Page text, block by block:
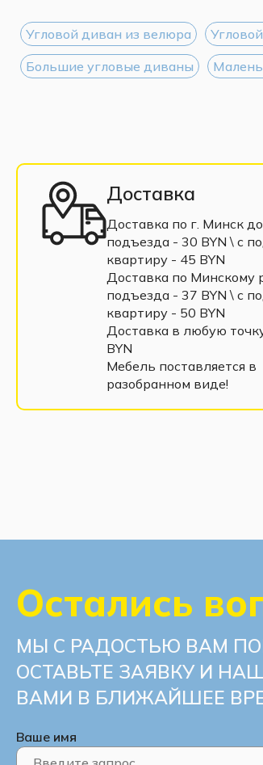
Угловой диван из велюра
Большие угловые диваны
Доставка
Доставка по г. Минск до
подъезда - 30 BYN \ c
квартиру - 45 BYN
Доставка по Минскому
подъезда - 37 BYN \ c
квартиру - 50 BYN
Доставка в любую
BYN
Мебель поставляется в
разобранном виде!
Остались
МЫ С РАДОСТЬЮ ВАМ
ОСТАВЬТЕ ЗАЯВКУ И
ВАМИ В БЛИЖАЙШЕЕ
Ваше имя